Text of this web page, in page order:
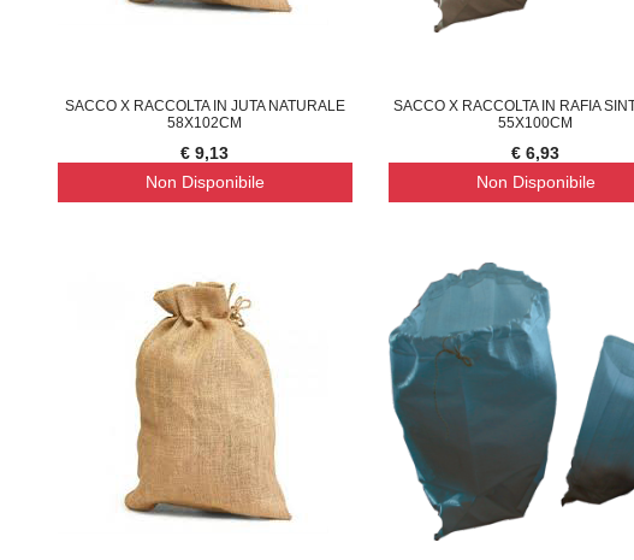
SACCO X RACCOLTA IN JUTA NATURALE
58X102CM
€ 9,13
Non Disponibile
SACCO X RACCOLTA IN RAFIA
55X100CM
€ 6,93
Non Disponibile